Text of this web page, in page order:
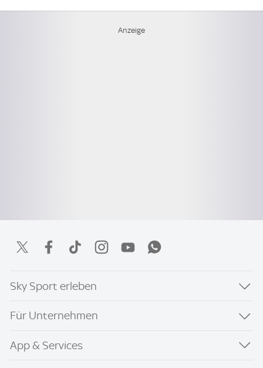
Sky Sport erleben
Für Unternehmen
App & Services